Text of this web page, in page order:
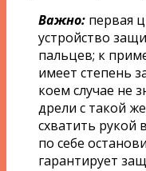
Важно: первая
устройство
пальцев; к
имеет степень
коем случае не
дрели с такой
схватить рукой
по себе
гарантирует